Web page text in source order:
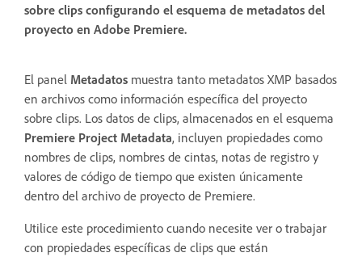
sobre clips configurando el esquema de metadatos del
proyecto en Adobe Premiere.
El panel Metadatos muestra tanto metadatos XMP basados
en archivos como información específica del proyecto
sobre clips. Los datos de clips, almacenados en el esquema
Premiere Project Metadata, incluyen propiedades como
nombres de clips, nombres de cintas, notas de registro y
valores de código de tiempo que existen únicamente
dentro del archivo de proyecto de Premiere.
Utilice este procedimiento cuando necesite ver o trabajar
con propiedades específicas de clips que están